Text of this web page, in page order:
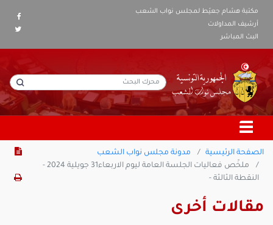
مكتبة هشام جعيّط لمجلس نواب الشعب
أرشيف المداولات
البث المباشر
الصفحة الرئيسية
مدونة مجلس نواب الشعب
ملخّص فعاليات الجلسة العامة ليوم الاربعاء31 جويلية 2024 -
النقطة الثالثة -
مقالات أخرى